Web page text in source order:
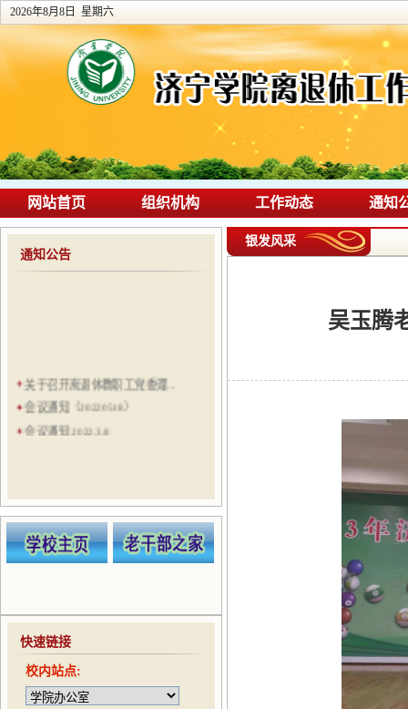
2026年8月8日 星期六
网站首页 组织机构 工作动态 通知
通知公告
关于召开离退休教职工党委理...
会议通知（20220518）
会议通知 2022.3.8
会议通知（20210506）
会议通知（20210422）
趣味运动会通知（20210416）
快速链接
校内站点:
银发风采
吴玉腾